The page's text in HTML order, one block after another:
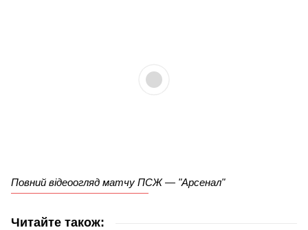
Повний відеоогляд матчу ПСЖ — "Арсенал"
Читайте також: